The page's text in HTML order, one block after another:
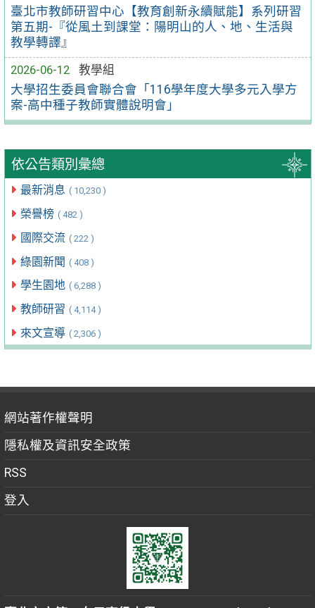
臺北市教師研習中心【教育創新永續賦能】系列研習
第五期-『從風土到課堂：陽明山的人、地、生活與
教學轉譯』
2026-06-12
教學組
大學招生委員會聯合會「116學年度大學多元入學方
案-高中種子教師實體說明會」
依公告類別彙總
最新消息 ( 10,230 )
榮譽榜 ( 482 )
國際交流 ( 222 )
綠園新聞 ( 408 )
學生園地 ( 6,288 )
教師研習 ( 4,114 )
來文宣導 ( 2,306 )
網站著作權聲明
隱私權及資訊安全政策
RSS
登入